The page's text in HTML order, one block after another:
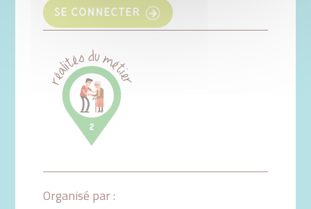
SE CONNECTER
Organisé par :